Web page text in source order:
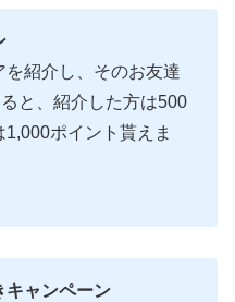
紹介し、そのお友達
と、紹介した方は500
ポイント貰えま
ャンペーン